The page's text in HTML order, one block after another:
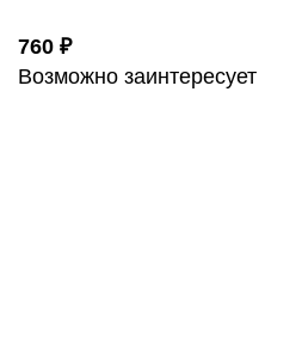
760 ₽
Возможно заинтересует